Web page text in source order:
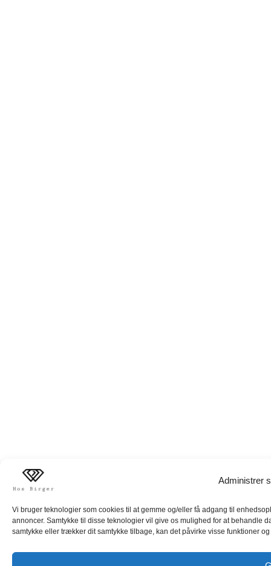
Administrer
Vi bruger teknologier som cookies til at gemme og/eller få adgang til
annoncer. Samtykke til disse teknologier vil give os mulighed for at behandle
samtykke eller trækker dit samtykke tilbage, kan det påvirke visse funktioner